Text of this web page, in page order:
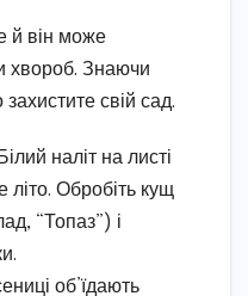
й він може
хвороб. Знаючи
свій сад.
Білий наліт на листі
літо. Обробіть кущ
“Топаз”) і
об’їдають